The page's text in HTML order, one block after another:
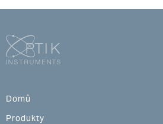
Domů
Produkty